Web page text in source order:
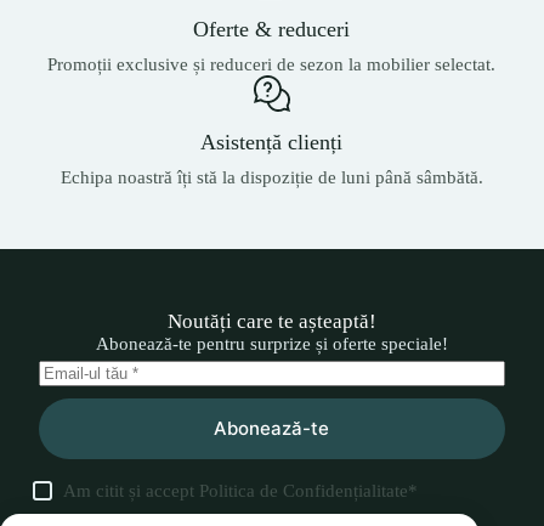
Oferte & reduceri
Promoții exclusive și reduceri de sezon la mobilier selectat.
Asistență clienți
Echipa noastră îți stă la dispoziție de luni până sâmbătă.
Noutăți care te așteaptă!
Abonează-te pentru surprize și oferte speciale!
Abonează-te
Am citit și accept Politica de Confidențialitate*